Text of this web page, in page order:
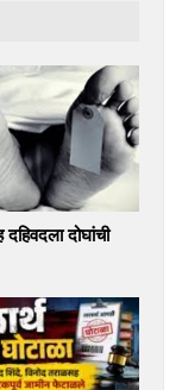
दोघांची